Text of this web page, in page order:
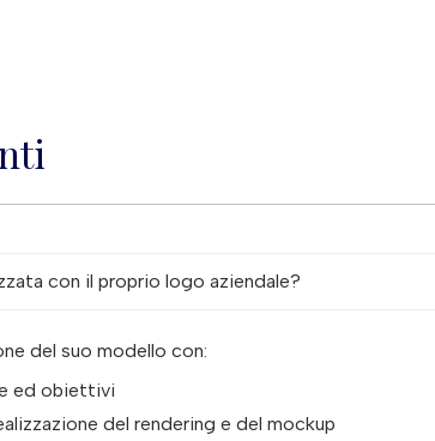
con il proprio logo aziendale?
del suo modello con:
ed obiettivi
del rendering e del mockup